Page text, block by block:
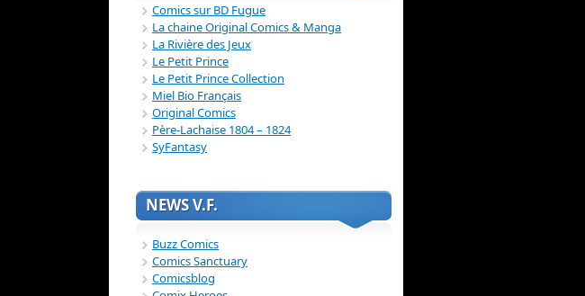
Comics sur BD Fugue
La chaine Original Comics & Manga
La Rivière des Jeux
Le Petit Prince
Le Petit Prince Collection
Miel Bio Français
Original Comics
Père-Lachaise 1804 – 1824
SyFantasy
NEWS V.F.
Buzz Comics
Comics Sanctuary
Comicsblog